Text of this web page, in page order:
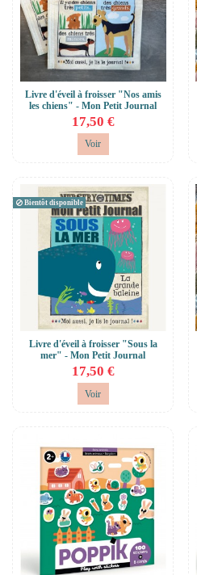
Livre d'éveil à froisser "Nos amis
les chiens" - Mon Petit Journal
17,50 €
Voir
Bientôt disponible
Livre d'éveil à froisser "Sous la
mer" - Mon Petit Journal
17,50 €
Voir